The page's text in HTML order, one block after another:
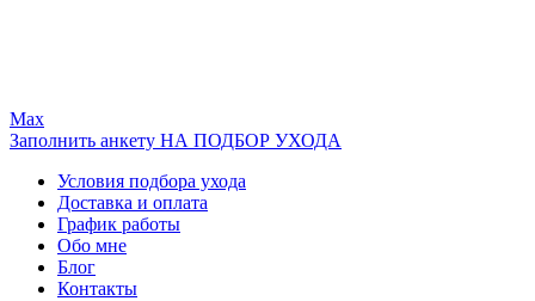
Max
Заполнить анкету НА ПОДБОР УХОДА
Условия подбора ухода
Доставка и оплата
График работы
Обо мне
Блог
Контакты